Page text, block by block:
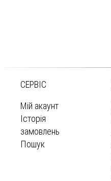
СЕРВІС
Мій акаунт
Історія
замовлень
Пошук